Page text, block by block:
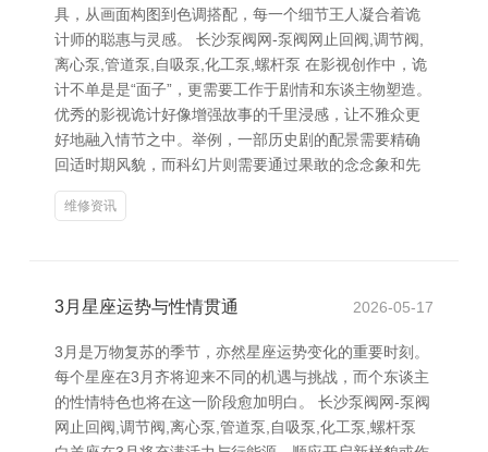
具，从画面构图到色调搭配，每一个细节王人凝合着诡
计师的聪惠与灵感。 长沙泵阀网-泵阀网止回阀,调节阀,
离心泵,管道泵,自吸泵,化工泵,螺杆泵 在影视创作中，诡
计不单是是“面子”，更需要工作于剧情和东谈主物塑造。
优秀的影视诡计好像增强故事的千里浸感，让不雅众更
好地融入情节之中。举例，一部历史剧的配景需要精确
回适时期风貌，而科幻片则需要通过果敢的念念象和先
维修资讯
3月星座运势与性情贯通 2026-05-17
3月是万物复苏的季节，亦然星座运势变化的重要时刻。
每个星座在3月齐将迎来不同的机遇与挑战，而个东谈主
的性情特色也将在这一阶段愈加明白。 长沙泵阀网-泵阀
网止回阀,调节阀,离心泵,管道泵,自吸泵,化工泵,螺杆泵